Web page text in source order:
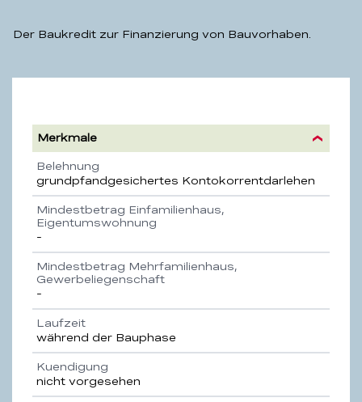
Der Baukredit zur Finanzierung von Bauvorhaben.
Merkmale
Belehnung
grundpfandgesichertes Kontokorrentdarlehen
Mindestbetrag Einfamilienhaus,
Eigentumswohnung
-
Mindestbetrag Mehrfamilienhaus,
Gewerbeliegenschaft
-
Laufzeit
während der Bauphase
Kuendigung
nicht vorgesehen